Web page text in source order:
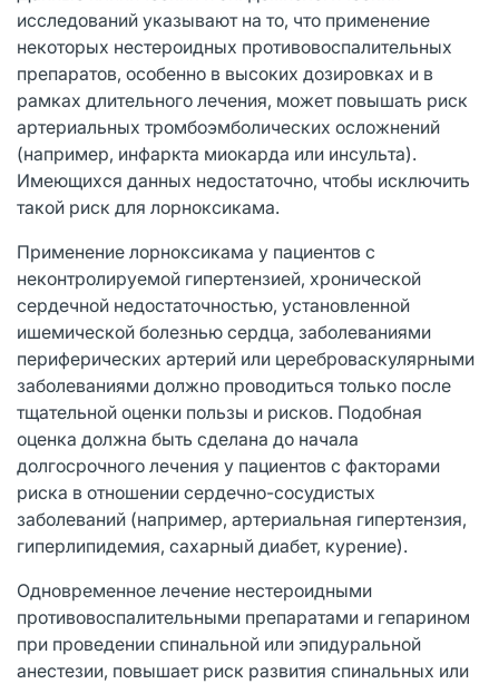
исследований указывают на то, что применение
некоторых нестероидных противовоспалительных
препаратов, особенно в высоких дозировках и в
рамках длительного лечения, может повышать риск
артериальных тромбоэмболических осложнений
(например, инфаркта миокарда или инсульта).
Имеющихся данных недостаточно, чтобы исключить
такой риск для лорноксикама.
Применение лорноксикама у пациентов с
неконтролируемой гипертензией, хронической
сердечной недостаточностью, установленной
ишемической болезнью сердца, заболеваниями
периферических артерий или цереброваскулярными
заболеваниями должно проводиться только после
тщательной оценки пользы и рисков. Подобная
оценка должна быть сделана до начала
долгосрочного лечения у пациентов с факторами
риска в отношении сердечно-сосудистых
заболеваний (например, артериальная гипертензия,
гиперлипидемия, сахарный диабет, курение).
Одновременное лечение нестероидными
противовоспалительными препаратами и гепарином
при проведении спинальной или эпидуральной
анестезии, повышает риск развития спинальных или